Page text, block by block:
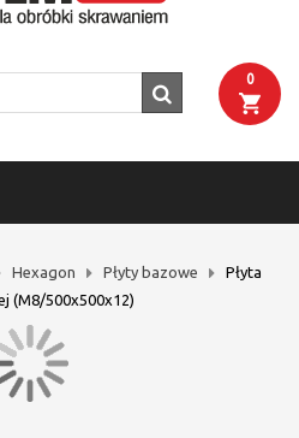
0
Hexagon Płyty bazowe
Płyta
(M8/500x500x12)